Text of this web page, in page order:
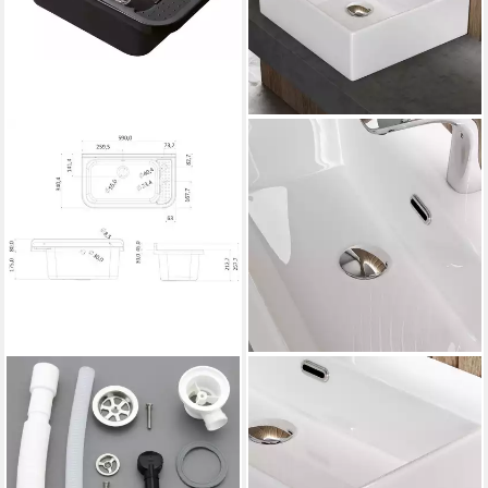
HYDROLAND
Waschbecken Granit Schwarz
60, Ausgussbecken
Spülbecken Kunststoff mit
Ablaufgarnitur 60x34x21
DOPORRO
Aufsatzwaschbecken Keramik
40-60cm Breite mit Nano-
Beschichtung Br206, aus